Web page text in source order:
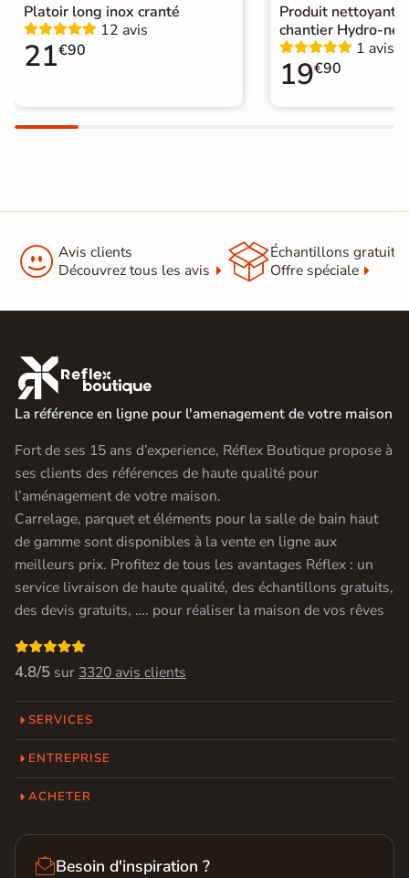
Platoir long inox cranté
12 avis
21€90
Produit nettoyant
chantier Hydro-net
1 avis
19€90
 Avis clients
Découvrez tous les avis
Échantillons gratuit
Offre spéciale

La référence en ligne pour l'amenagement de votre maison
Fort de ses 15 ans d’experience, Réflex Boutique propose à
ses clients des références de haute qualité pour
l’aménagement de votre maison.
Carrelage, parquet et éléments pour la salle de bain haut
de gamme sont disponibles à la vente en ligne aux
meilleurs prix. Profitez de tous les avantages Réflex : un
service livraison de haute qualité, des échantillons gratuits,
des devis gratuits, …. pour réaliser la maison de vos rêves

4.8/5 sur 3320 avis clients
SERVICES
ENTREPRISE
ACHETER
Besoin d'inspiration ?